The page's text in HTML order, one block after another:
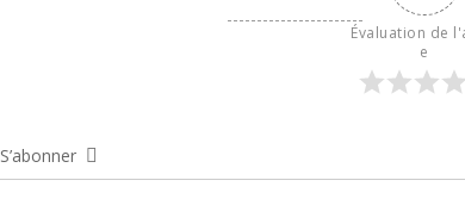
Évaluation de
e
S’abonner